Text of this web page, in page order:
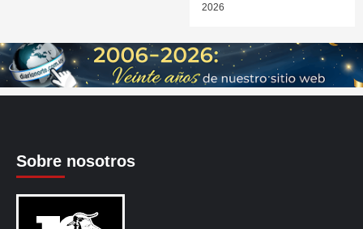
2026
Sobre nosotros